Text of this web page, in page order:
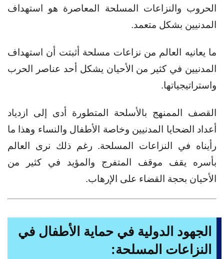
الحروب والنزاعات المسلحة المعاصرة هو استهداف
المدنيين بشكل متعمد.
ما يعانيه العالم من نزاعات مسلحة أثبتت أن استهداف
المدنيين في كثير من الأحيان يشكل أحد عناصر الحرب
واستراتيجياتها.
القصف الممنهج بالأسلحة المتطورة أدى إلى ازدياد
أعداد الضحايا المدنيين وخاصة الأطفال والنساء وهذا ما
رأيناه في النزاعات المسلحة. رغم ذلك نرى العالم
بأسره يقف موقف المتفرج والمؤيد في كثير من
الأحيان بحجة القضاء على الإرهاب.
الجهود الدولية في حماية الأطفال في
النزاعات المسلحة: